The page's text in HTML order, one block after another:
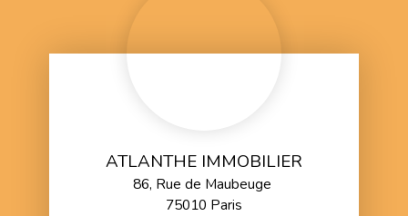
ATLANTHE IMMOBILIER
86, Rue de Maubeuge
75010 Paris